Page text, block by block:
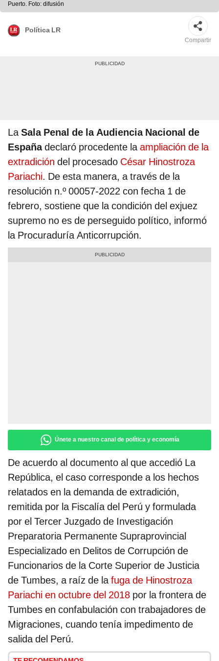
Puerto. Foto: difusión
Política LR
Compartir
LaSala Penal de la Audiencia Nacional de
Españadeclaró procedente laampliación de la
extradición del procesado César Hinostroza
Pariachi. De esta manera, a través de la
resolución n.º 00057-2022 con fecha 1 de
febrero, sostiene que la condición del exjuez
supremo no es de perseguido político, informó
la Procuraduría Anticorrupción.
Únete a nuestro canal de política y economía
De acuerdo al documento al que accedió La
República, el caso corresponde a los hechos
relatados en la demanda de extradición,
remitida por la Fiscalía del Perú y formulada
por el Tercer Juzgado de Investigación
Preparatoria Permanente Supraprovincial
Especializado en Delitos de Corrupción de
Funcionarios de la Corte Superior de Justicia
de Tumbes, a raíz de lafuga de Hinostroza
Pariachi en octubre del 2018 por la frontera de
Tumbes en confabulación con trabajadores de
Migraciones, cuando tenía impedimento de
salida del Perú.